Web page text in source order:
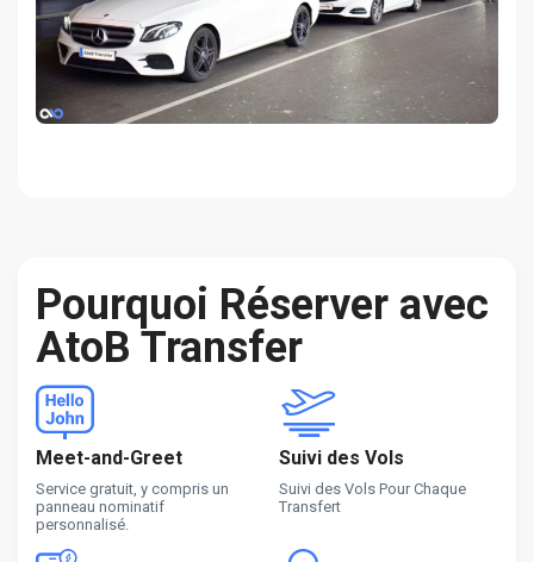
Pourquoi Réserver avec
AtoB Transfer
Meet-and-Greet
Service gratuit, y compris un
panneau nominatif
personnalisé.
Suivi des Vols
Suivi des Vols Pour Chaque
Transfert